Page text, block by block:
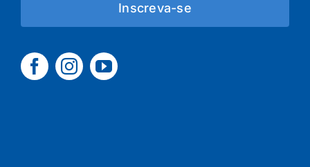
Inscreva-se